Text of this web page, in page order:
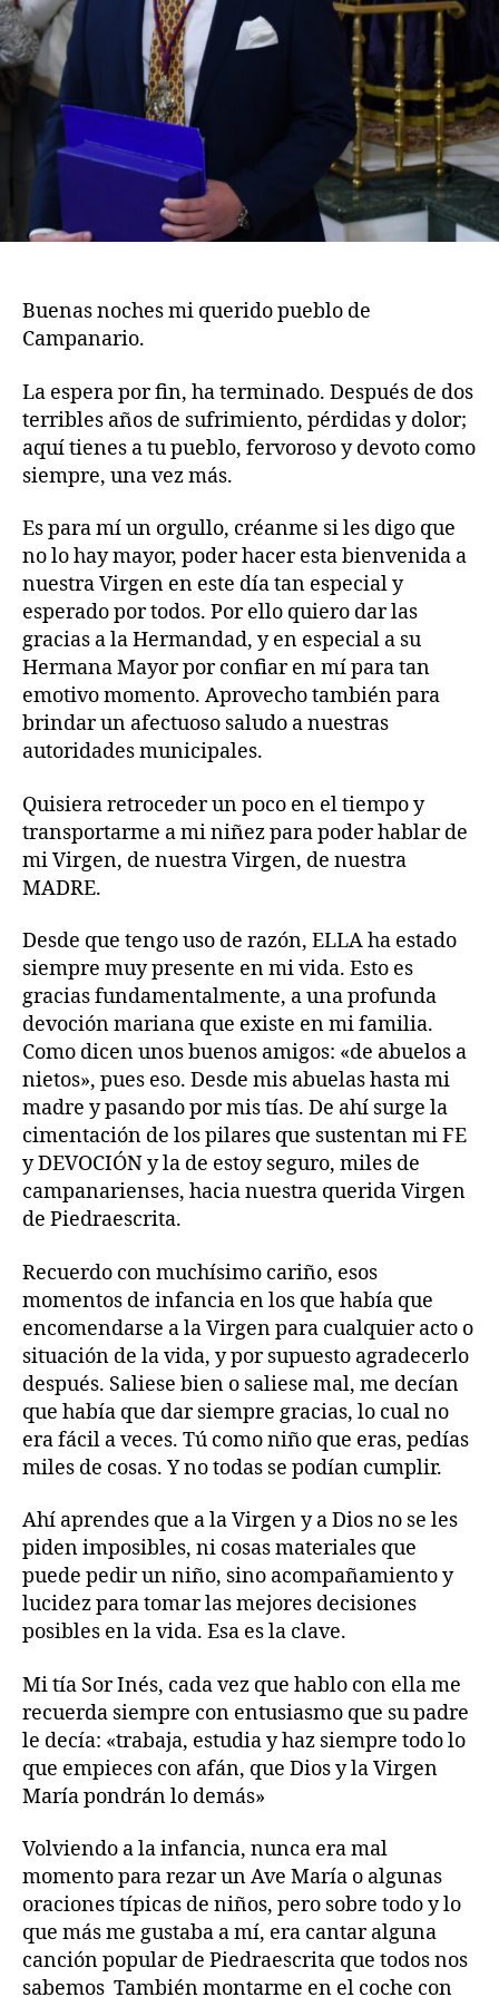
Buenas noches mi querido pueblo de
Campanario.
La espera por fin, ha terminado. Después de dos
terribles años de sufrimiento, pérdidas y dolor;
aquí tienes a tu pueblo, fervoroso y devoto como
siempre, una vez más.
Es para mí un orgullo, créanme si les digo que
no lo hay mayor, poder hacer esta bienvenida a
nuestra Virgen en este día tan especial y
esperado por todos. Por ello quiero dar las
gracias a la Hermandad, y en especial a su
Hermana Mayor por confiar en mí para tan
emotivo momento. Aprovecho también para
brindar un afectuoso saludo a nuestras
autoridades municipales.
Quisiera retroceder un poco en el tiempo y
transportarme a mi niñez para poder hablar de
mi Virgen, de nuestra Virgen, de nuestra
MADRE.
Desde que tengo uso de razón, ELLA ha estado
siempre muy presente en mi vida. Esto es
gracias fundamentalmente, a una profunda
devoción mariana que existe en mi familia.
Como dicen unos buenos amigos: «de abuelos a
nietos», pues eso. Desde mis abuelas hasta mi
madre y pasando por mis tías. De ahí surge la
cimentación de los pilares que sustentan mi FE
y DEVOCIÓN y la de estoy seguro, miles de
campanarienses, hacia nuestra querida Virgen
de Piedraescrita.
Recuerdo con muchísimo cariño, esos
momentos de infancia en los que había que
encomendarse a la Virgen para cualquier acto o
situación de la vida, y por supuesto agradecerlo
después. Saliese bien o saliese mal, me decían
que había que dar siempre gracias, lo cual no
era fácil a veces. Tú como niño que eras, pedías
miles de cosas. Y no todas se podían cumplir.
Ahí aprendes que a la Virgen y a Dios no se les
piden imposibles, ni cosas materiales que
puede pedir un niño, sino acompañamiento y
lucidez para tomar las mejores decisiones
posibles en la vida. Esa es la clave.
Mi tía Sor Inés, cada vez que hablo con ella me
recuerda siempre con entusiasmo que su padre
le decía: «trabaja, estudia y haz siempre todo lo
que empieces con afán, que Dios y la Virgen
María pondrán lo demás»
Volviendo a la infancia, nunca era mal
momento para rezar un Ave María o algunas
oraciones típicas de niños, pero sobre todo y lo
que más me gustaba a mí, era cantar alguna
canción popular de Piedraescrita que todos nos
sabemos También montarme en el coche con